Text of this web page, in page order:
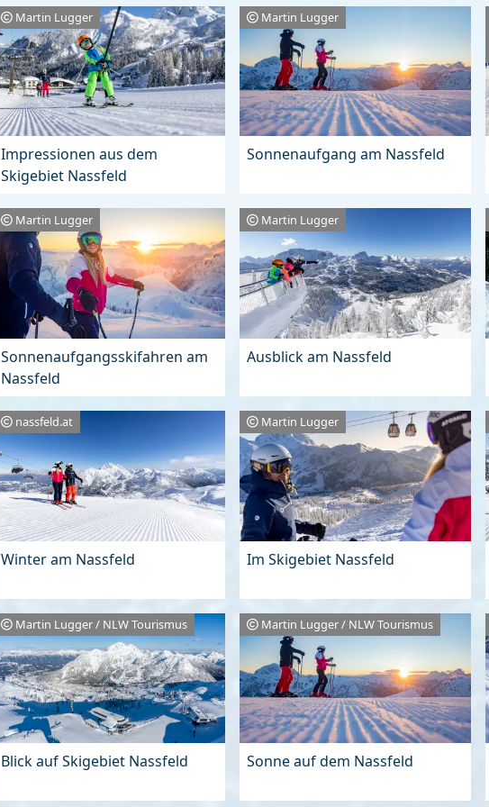
Martin Lugger
Impressionen aus dem
Skigebiet Nassfeld
Martin Lugger
Sonnenaufgang am Nassfeld
Martin Lugger
Sonnenaufgangsskifahren am
Nassfeld
Martin Lugger
Ausblick am Nassfeld
nassfeld.at
Winter am Nassfeld
Martin Lugger
Im Skigebiet Nassfeld
Martin Lugger / NLW Tourismus
Blick auf Skigebiet Nassfeld
Martin Lugger / NLW Tourismus
Sonne auf dem Nassfeld